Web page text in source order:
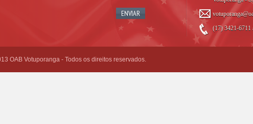
(17) 3421-6711
OAB Votuporanga - Todos os direitos reservados.